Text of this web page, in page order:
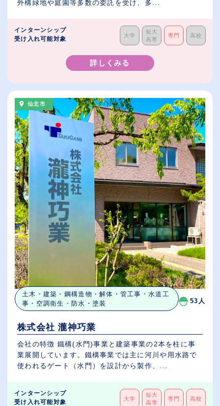
外構緑地や庭園等多数の委託を受け、多...
インターンシップ
受け入れ可能対象
大学
短大
高専
専門 高校
詳しくみる
仙北市
土木・建築・鋼構造物・解体・管工事・水道工
事・空調衛生・防水・塗装
53人
株式会社 瀧神巧業
会社の特徴 鐵構(水門)事業と建築事業の2本を柱に事
業展開しています。鐵構事業では主に河川や用水路で
使われるゲート（水門）を設計から製作、...
インターンシップ
受け入れ可能対象
大学
短大
高専
専門 高校